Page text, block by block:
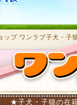
ップ ワンラブ子犬・子
の在籍情報を、随